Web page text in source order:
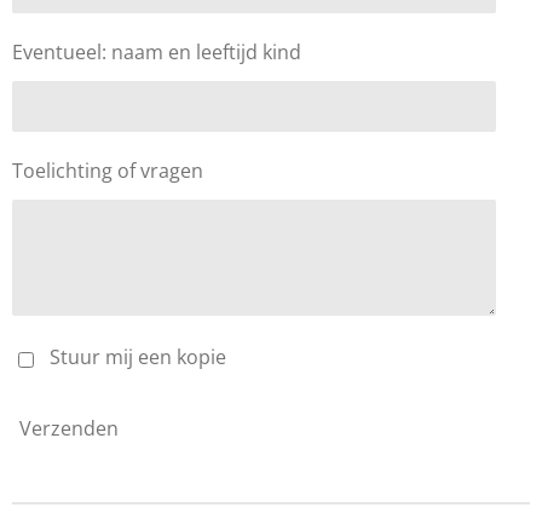
Eventueel: naam en leeftijd kind
Toelichting of vragen
Stuur mij een kopie
Verzenden